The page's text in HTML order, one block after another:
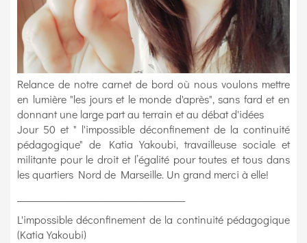
Relance de notre carnet de bord où nous voulons mettre
en lumière "les jours et le monde d'après", sans fard et en
donnant une large part au terrain et au débat d'idées
Jour 50 et " l'impossible déconfinement de la continuité
pédagogique" de Katia Yakoubi, travailleuse sociale et
militante pour le droit et l’égalité pour toutes et tous dans
les quartiers Nord de Marseille. Un grand merci à elle!
L'impossible déconfinement de la continuité pédagogique
(Katia Yakoubi)